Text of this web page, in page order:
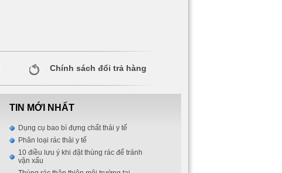
Chính sách đổi trả hàng
TIN MỚI NHẤT
Dụng cụ bao bì đựng chất thải y tế
Phân loại rác thải y tế
10 điều lưu ý khi đặt thùng rác để tránh
vận xấu